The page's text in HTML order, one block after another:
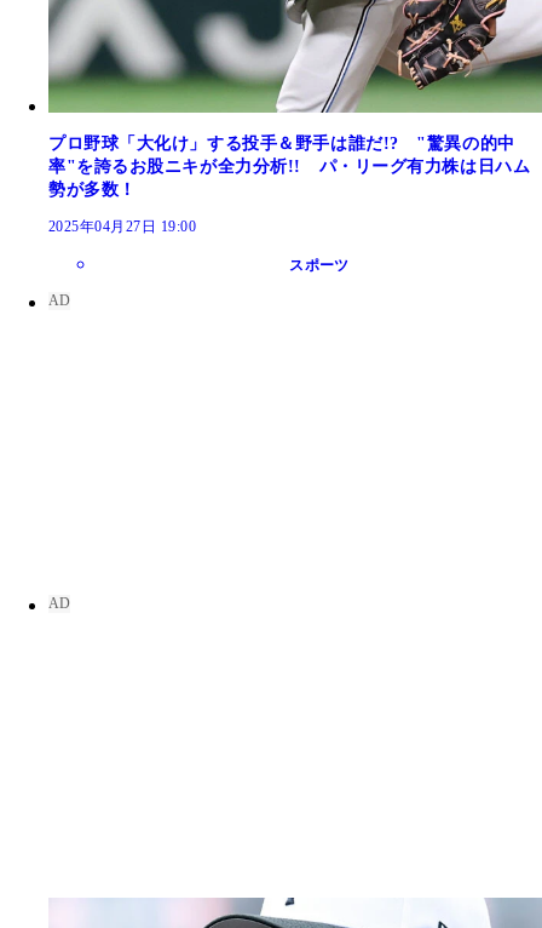
プロ野球「大化け」する投手＆野手は誰だ!? "驚異の的中
率"を誇るお股ニキが全力分析!! パ・リーグ有力株は日ハム
勢が多数！
2025年04月27日 19:00
スポーツ